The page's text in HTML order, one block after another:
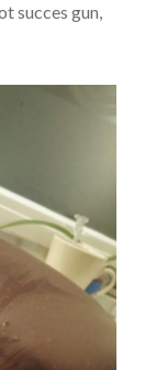
succes gun,